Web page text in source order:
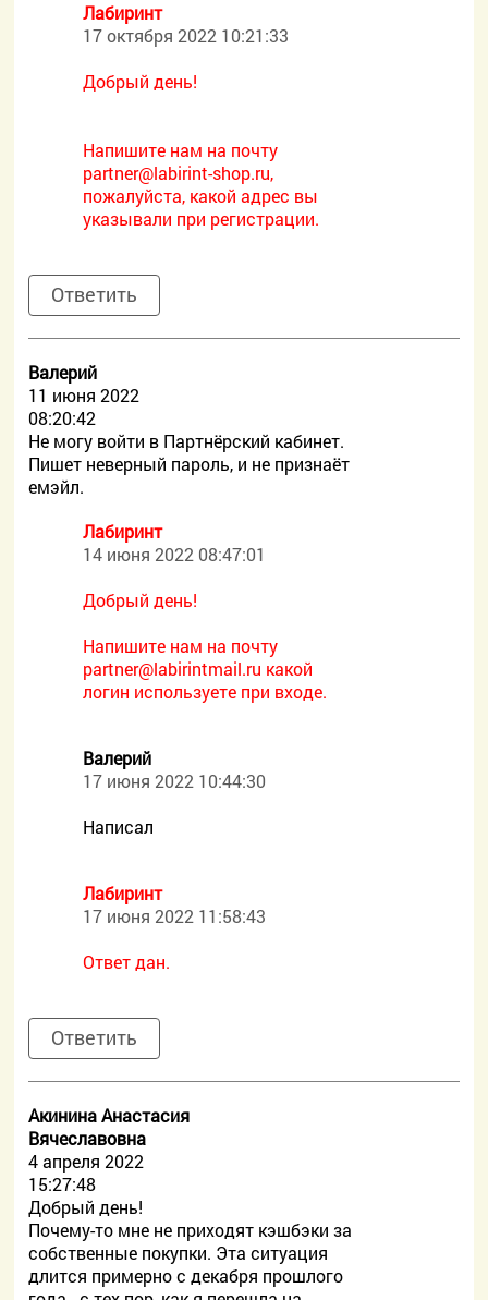
Лабиринт
17 октября 2022 10:21:33
Добрый день!
Напишите нам на почту
partner@labirint-shop.ru,
пожалуйста, какой адрес вы
указывали при регистрации.
Ответить
Валерий
11 июня 2022
08:20:42
Не могу войти в Партнёрский кабинет.
Пишет неверный пароль, и не признаёт
емэйл.
Лабиринт
14 июня 2022 08:47:01
Добрый день!
Напишите нам на почту
partner@labirintmail.ru какой
логин используете при входе.
Валерий
17 июня 2022 10:44:30
Написал
Лабиринт
17 июня 2022 11:58:43
Ответ дан.
Ответить
Акинина Анастасия
Вячеславовна
4 апреля 2022
15:27:48
Добрый день!
Почему-то мне не приходят кэшбэки за
собственные покупки. Эта ситуация
длится примерно с декабря прошлого